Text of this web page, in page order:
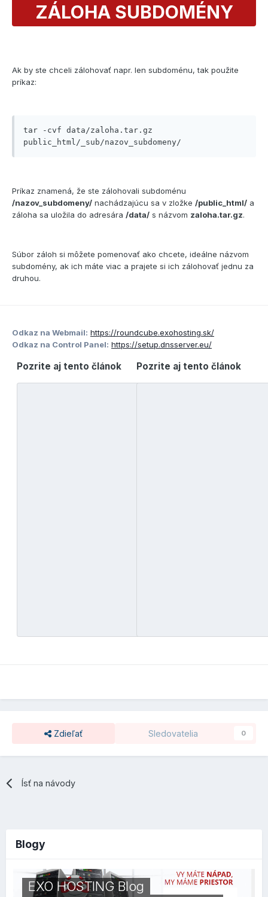
ZÁLOHA SUBDOMÉNY
Ak by ste chceli zálohovať napr. len subdoménu, tak použite
príkaz:
tar -cvf data/zaloha.tar.gz
public_html/_sub/nazov_subdomeny/
Príkaz znamená, že ste zálohovali subdoménu
/nazov_subdomeny/ nachádzajúcu sa v zložke /public_html/ a
záloha sa uložila do adresára /data/ s názvom zaloha.tar.gz.
Súbor záloh si môžete pomenovať ako chcete, ideálne názvom
subdomény, ak ich máte viac a prajete si ich zálohovať jednu za
druhou.
Odkaz na Webmail: https://roundcube.exohosting.sk/
Odkaz na Control Panel: https://setup.dnsserver.eu/
Pozrite aj tento článok Pozrite aj tento článok
Zdieľať Sledovatelia 0
Ísť na návody
Blogy
EXO HOSTING Blog